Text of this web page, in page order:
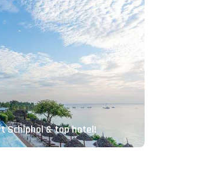
Schiphol & top hotel!